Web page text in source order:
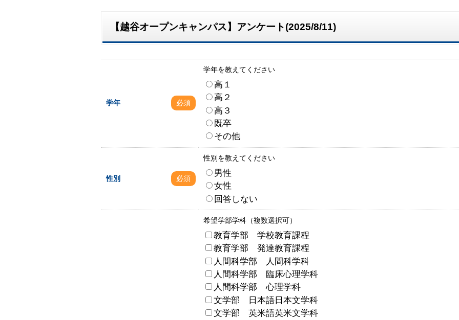
【越谷オープンキャンパス】アンケート(2025/8/11)
学年 必須
学年を教えてください
高１
高２
高３
既卒
その他
性別 必須
性別を教えてください
男性
女性
回答しない
希望学部学科（複数選択可）
教育学部 学校教育課程
教育学部 発達教育課程
人間科学部 人間科学科
人間科学部 臨床心理学科
人間科学部 心理学科
文学部 日本語日本文学科
文学部 英米語英米文学科